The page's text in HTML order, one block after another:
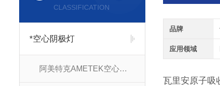
CLASSIFICATION
*空心阴极灯
阿美特克AMETEK空心阴极灯
品牌
应用领域
瓦里安原子